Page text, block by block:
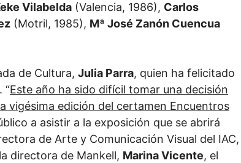
Vilabelda (Valencia, 1986), Carlos
(Motril, 1985), Mª José Zanón Cuencua
de Cultura, Julia Parra, quien ha felicitado
“Este año ha sido difícil tomar una decisión
vigésima edición del certamen Encuentros
a asistir a la exposición que se abrirá
de Arte y Comunicación Visual del IAC,
directora de Mankell, Marina Vicente, el